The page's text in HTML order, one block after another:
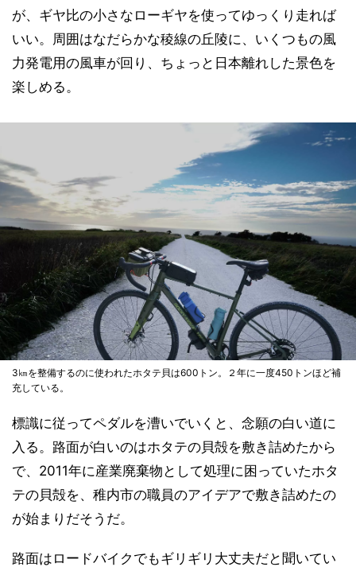
が、ギヤ比の小さなローギヤを使ってゆっくり走れば
いい。周囲はなだらかな稜線の丘陵に、いくつもの風
力発電用の風車が回り、ちょっと日本離れした景色を
楽しめる。
3㎞を整備するのに使われたホタテ貝は600トン。２年に一度450トンほど補
充している。
標識に従ってペダルを漕いでいくと、念願の白い道に
入る。路面が白いのはホタテの貝殻を敷き詰めたから
で、2011年に産業廃棄物として処理に困っていたホタ
テの貝殻を、稚内市の職員のアイデアで敷き詰めたの
が始まりだそうだ。
路面はロードバイクでもギリギリ大丈夫だと聞いてい